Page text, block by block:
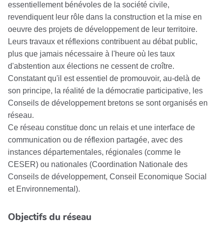
essentiellement bénévoles de la société civile,
revendiquent leur rôle dans la construction et la mise en
oeuvre des projets de développement de leur territoire.
Leurs travaux et réflexions contribuent au débat public,
plus que jamais nécessaire à l'heure où les taux
d'abstention aux élections ne cessent de croître.
Constatant qu'il est essentiel de promouvoir, au-delà de
son principe, la réalité de la démocratie participative, les
Conseils de développement bretons se sont organisés en
réseau.
Ce réseau constitue donc un relais et une interface de
communication ou de réflexion partagée, avec des
instances départementales, régionales (comme le
CESER) ou nationales (Coordination Nationale des
Conseils de développement, Conseil Economique Social
et Environnemental).
Objectifs du réseau